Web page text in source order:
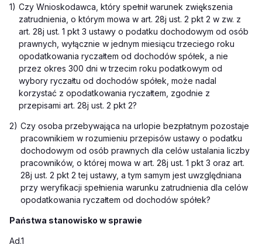
1) Czy Wnioskodawca, który spełnił warunek zwiększenia
zatrudnienia, o którym mowa w art. 28j ust. 2 pkt 2 w zw. z
art. 28j ust. 1 pkt 3 ustawy o podatku dochodowym od osób
prawnych, wyłącznie w jednym miesiącu trzeciego roku
opodatkowania ryczałtem od dochodów spółek, a nie
przez okres 300 dni w trzecim roku podatkowym od
wybory ryczałtu od dochodów spółek, może nadal
korzystać z opodatkowania ryczałtem, zgodnie z
przepisami art. 28j ust. 2 pkt 2?
2) Czy osoba przebywająca na urlopie bezpłatnym pozostaje
pracownikiem w rozumieniu przepisów ustawy o podatku
dochodowym od osób prawnych dla celów ustalania liczby
pracowników, o której mowa w art. 28j ust. 1 pkt 3 oraz art.
28j ust. 2 pkt 2 tej ustawy, a tym samym jest uwzględniana
przy weryfikacji spełnienia warunku zatrudnienia dla celów
opodatkowania ryczałtem od dochodów spółek?
Państwa stanowisko w sprawie
Ad.1